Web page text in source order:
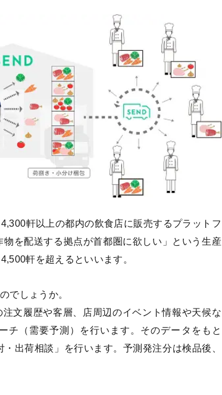
軒以上の都内の飲食店に販売するプラットフ
を配送する拠点が首都圏に欲しい」という生産
軒を超えるといいます。
でしょうか。
文履歴や客層、店周辺のイベント情報や天候な
チ（需要予測）を行います。そのデータをもと
出荷相談」を行います。予測発注分は検品後、